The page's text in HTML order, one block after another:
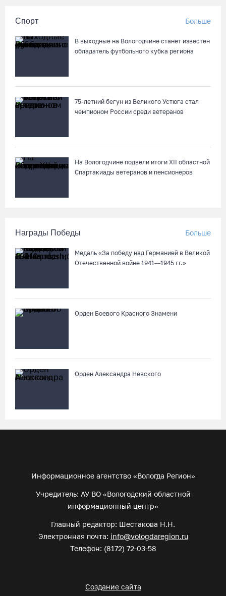
Спорт Больше
В выходные на Вологодчине станет известен
обладатель футбольного кубка региона
75-летний бегун из Великого Устюга стал
чемпионом России среди ветеранов
На Вологодчине подвели итоги XII областной
Спартакиады ветеранов и пенсионеров
Награды Победы Больше
Медаль «За победу над Германией в Великой
Отечественной войне 1941—1945 гг.»
Орден Боевого Красного Знамени
Орден Александра Невского
Информационное агентство «Вологда Регион»
Учредитель: АУ ВО «Вологодский областной
информационный центр»
Главный редактор: Шестакова Н.Н.
Электронная почта: info@vologdaregion.ru
Телефон: (8172) 72-03-58
Создание сайта